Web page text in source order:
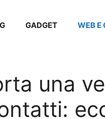
GADGET WEB E
una